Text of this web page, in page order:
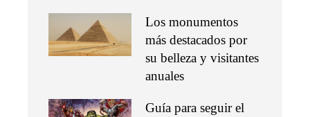
Los monumentos
más destacados por
su belleza y visitantes
anuales
Guía para seguir el